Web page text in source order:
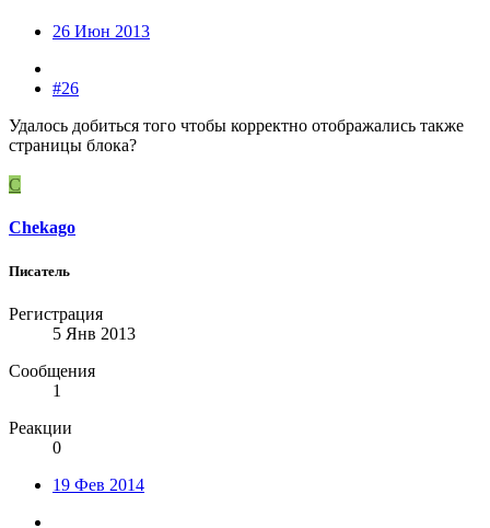
26 Июн 2013
#26
Удалось добиться того чтобы корректно отображались также
страницы блока?
C
Chekago
Писатель
Регистрация
5 Янв 2013
Сообщения
1
Реакции
0
19 Фев 2014